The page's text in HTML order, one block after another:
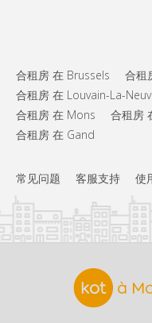
合租房 在 Brussels 合租
合租房 在 Louvain-La-
合租房 在 Mons
合租房
合租房 在 Gand
常见问题 客服支持 使